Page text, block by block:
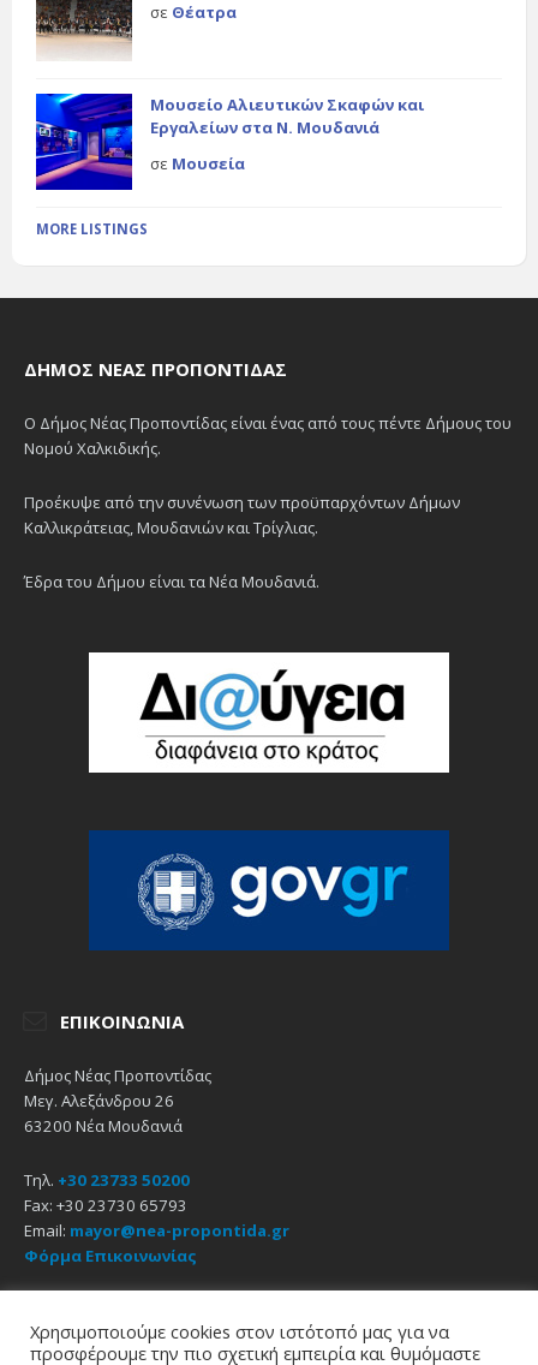
σε Θέατρα
Μουσείο Αλιευτικών Σκαφών και
Εργαλείων στα Ν. Μουδανιά
σε Μουσεία
MORE LISTINGS
ΔΉΜΟΣ ΝΈΑΣ ΠΡΟΠΟΝΤΊΔΑΣ
Ο Δήμος Νέας Προποντίδας είναι ένας από τους πέντε Δήμους του
Νομού Χαλκιδικής.
Προέκυψε από την συνένωση των προϋπαρχόντων Δήμων
Καλλικράτειας, Μουδανιών και Τρίγλιας.
Έδρα του Δήμου είναι τα Νέα Μουδανιά.
ΕΠΙΚΟΙΝΩΝΊΑ
Δήμος Νέας Προποντίδας
Μεγ. Αλεξάνδρου 26
63200 Νέα Μουδανιά
Τηλ. +30 23733 50200
Fax: +30 23730 65793
Email: mayor@nea-propontida.gr
Φόρμα Επικοινωνίας
Χρησιμοποιούμε cookies στον ιστότοπό μας για να
προσφέρουμε την πιο σχετική εμπειρία και θυμόμαστε